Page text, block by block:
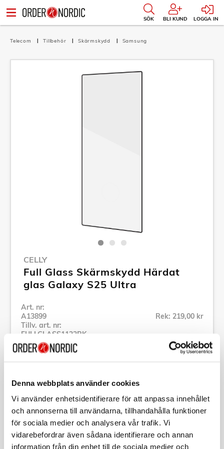
Denna webbplats använder cookies
Vi använder enhetsidentifierare för att anpassa innehållet
och annonserna till användarna, tillhandahålla funktioner
för sociala medier och analysera vår trafik. Vi
vidarebefordrar även sådana identifierare och annan
information från din enhet till de sociala medier och
SÖK BLI KUND LOGGA IN
Telecom Tillbehör Skärmskydd Samsung
CELLY
Full Glass Skärmskydd Härdat
glas Galaxy S25 Ultra
Art. nr:
A13899
Tillv. art. nr:
FULLGLASS1122BK
Rek: 219,00 kr
Se alla produkter inom Celly
Specifikation
Beskrivning
Art. nr:A13899